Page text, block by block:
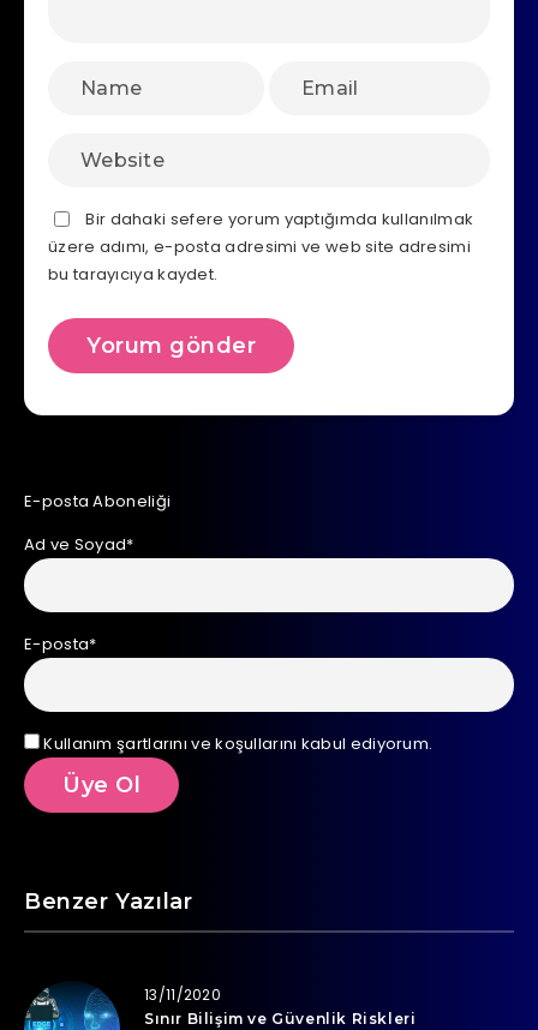
Bir dahaki sefere yorum yaptığımda kullanılmak
üzere adımı, e-posta adresimi ve web site adresimi
bu tarayıcıya kaydet.
E-posta Aboneliği
Ad ve Soyad*
E-posta*
Kullanım şartlarını ve koşullarını kabul ediyorum.
Benzer Yazılar
13/11/2020
Sınır Bilişim ve Güvenlik Riskleri